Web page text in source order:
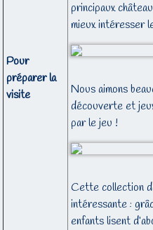
Pour
préparer la
visite
principaux
mieux intéresser
Nous aimons
découverte et
par le jeu !
Cette collection
intéressante :
enfants lisent